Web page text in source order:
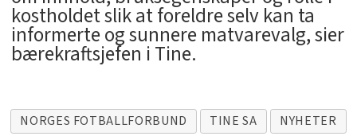
kostholdet slik at foreldre selv kan ta
informerte og sunnere matvarevalg, sier
bærekraftsjefen i Tine.
NORGES FOTBALLFORBUND TINE SA NYHETER